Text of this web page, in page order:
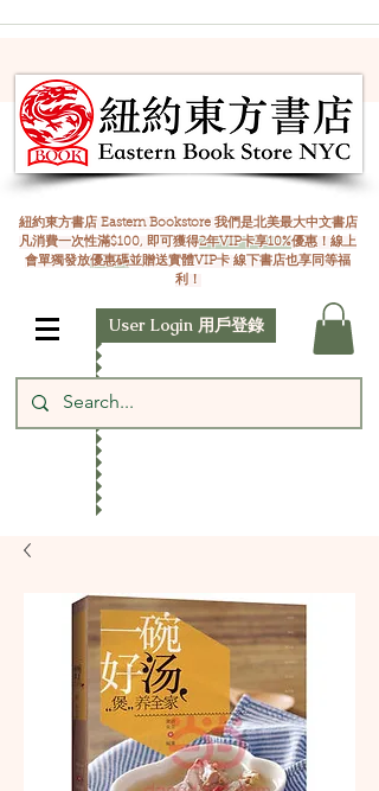
紐約東方書店 Eastern Bookstore 我們是北美最大中文書店
凡消費一次性滿$100, 即可獲得2年VIP卡享10%優惠！線上
會單獨發放優惠碼並贈送實體VIP卡 線下書店也享同等福
利！
User Login 用戶登錄